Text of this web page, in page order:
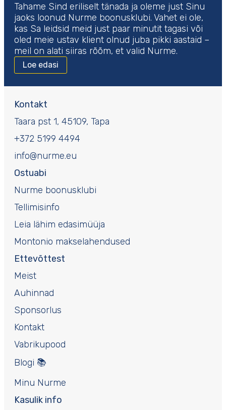
Tahame Sind eriliselt tänada ja oleme just Sinu
jaoks loonud Nurme boonusklubi. Vahet ei ole,
kas Sa leidsid meid just paar minutit tagasi või
oled meie ustav klient olnud juba pikki aastaid –
meil on alati siiras rõõm, et valid Nurme.
Loe edasi
Kasulik info
Ettevõttest
Meist
Auhinnad
Sponsorlus
Kontakt
Vabrikupood
Blogi 📚
Minu Nurme
Ostuabi
Nurme boonusklubi
Tellimisinfo
Leia lähim edasimüüja
Montonio makselahendused
Kontakt
Taara pst 1, 45109, Tapa
+372 5199 4494
info@nurme.eu